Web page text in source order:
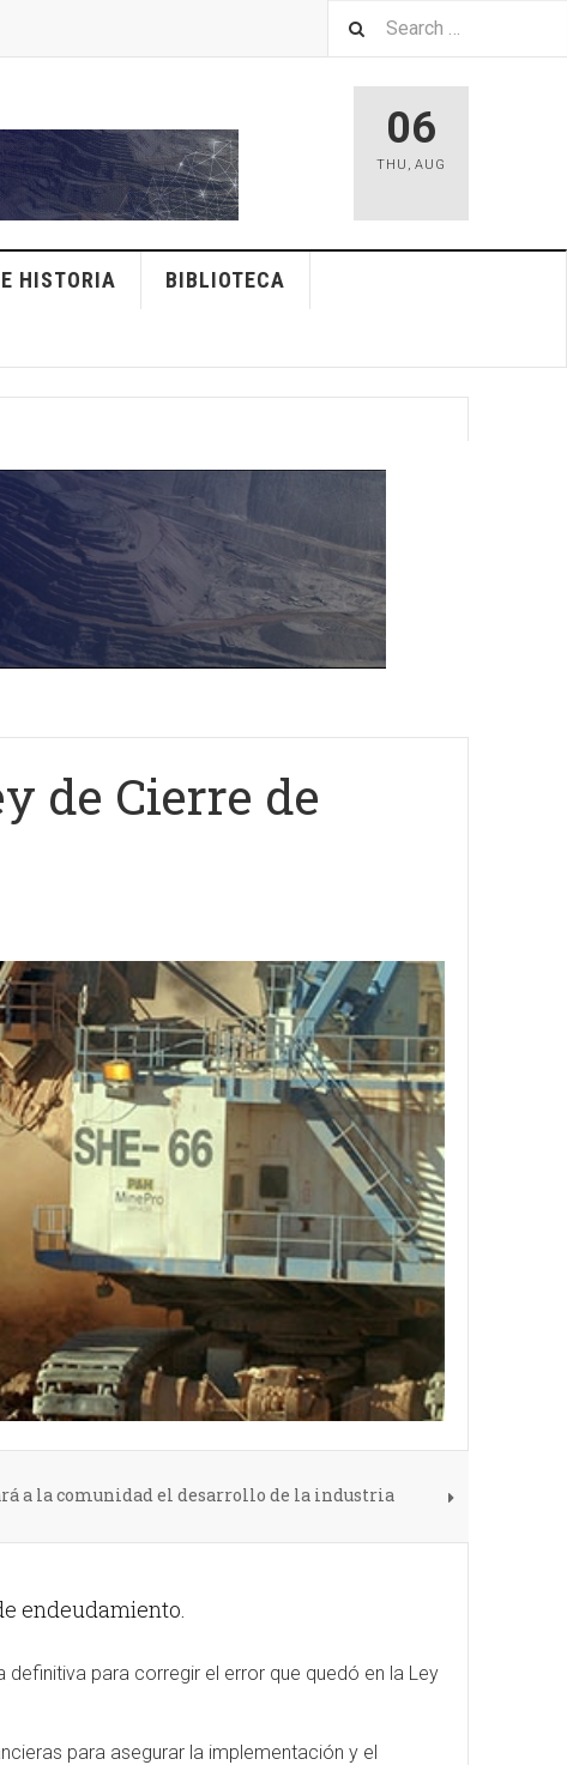
06
THU , AUG
HISTORIA BIBLIOTECA
de Cierre de
a la comunidad el desarrollo de la industria
endeudamiento.
para corregir el error que quedó en la Ley
para asegurar la implementación y el